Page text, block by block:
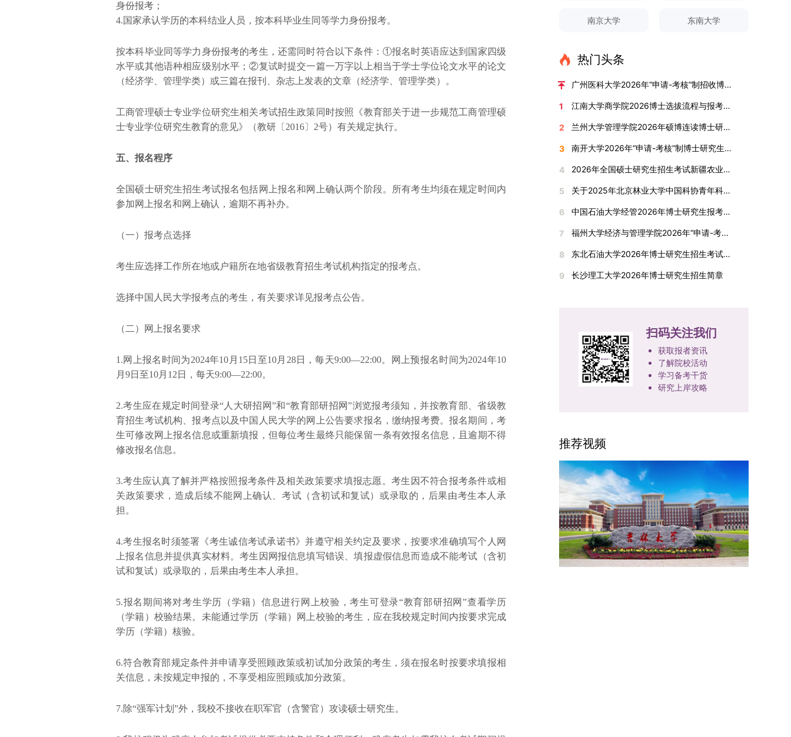
身份报考；
4.国家承认学历的本科结业人员，按本科毕业生同等学力身份报考。
按本科毕业同等学力身份报考的考生，还需同时符合以下条件：①报名时英语应达到国家四级
水平或其他语种相应级别水平；②复试时提交一篇一万字以上相当于学士学位论文水平的论文
（经济学、管理学类）或三篇在报刊、杂志上发表的文章（经济学、管理学类）。
工商管理硕士专业学位研究生相关考试招生政策同时按照《教育部关于进一步规范工商管理硕
士专业学位研究生教育的意见》（教研〔2016〕2号）有关规定执行。
五、报名程序
全国硕士研究生招生考试报名包括网上报名和网上确认两个阶段。所有考生均须在规定时间内
参加网上报名和网上确认，逾期不再补办。
（一）报考点选择
考生应选择工作所在地或户籍所在地省级教育招生考试机构指定的报考点。
选择中国人民大学报考点的考生，有关要求详见报考点公告。
（二）网上报名要求
1.网上报名时间为2024年10月15日至10月28日，每天9:00—22:00。网上预报名时间为2024年10
月9日至10月12日，每天9:00—22:00。
2.考生应在规定时间登录“人大研招网”和“教育部研招网”浏览报考须知，并按教育部、省级教
育招生考试机构、报考点以及中国人民大学的网上公告要求报名，缴纳报考费。报名期间，考
生可修改网上报名信息或重新填报，但每位考生最终只能保留一条有效报名信息，且逾期不得
修改报名信息。
3.考生应认真了解并严格按照报考条件及相关政策要求填报志愿。考生因不符合报考条件或相
关政策要求，造成后续不能网上确认、考试（含初试和复试）或录取的，后果由考生本人承
担。
4.考生报名时须签署《考生诚信考试承诺书》并遵守相关约定及要求，按要求准确填写个人网
上报名信息并提供真实材料。考生因网报信息填写错误、填报虚假信息而造成不能考试（含初
试和复试）或录取的，后果由考生本人承担。
5.报名期间将对考生学历（学籍）信息进行网上校验，考生可登录“教育部研招网”查看学历
（学籍）校验结果。未能通过学历（学籍）网上校验的考生，应在我校规定时间内按要求完成
学历（学籍）核验。
6.符合教育部规定条件并申请享受照顾政策或初试加分政策的考生，须在报名时按要求填报相
关信息，未按规定申报的，不享受相应照顾或加分政策。
7.除“强军计划”外，我校不接收在职军官（含警官）攻读硕士研究生。
两批报名，第一批截止时间为2025年12月15日，
校及报考学院要求，如实提交全部申请材料并完成
通大学相关学院与苏州实验室联合组织，具体考核
形式、内容及流程以学院后续公布的方案为准。录
并重，报名及考核期间有违规或学术不端行为者将
按有关规定处理。七、其他事项（一）入学时间预
学费标准按上海交通大学相关规定执行；学生在读
期间享受学校与实验室共同提供的奖助学金待遇。
入实验室科研阶段后，由苏州实验室统筹安排住
宿。（四）未尽事宜参照上海交通大学2026年博
海市复旦大学MBA 华东理工大学MBA 浙江省
浙江工业大学MBA
学院将根据材料评议成绩及招生计划，确定进入复
织的政治理论考试，具体时间地点另行通知，成绩
试安排复试环节将对考生的思想品德、专业素养、
外语能力、创新意识及综合素质进行全面考察。复
合”，适用于理论经济学与应用经济学各专业，形
式为闭卷，时长为3小时，满分100分。面试环节
个人科研经历、研究成果及博士阶段研究设想等。
复试成绩按百分制计算，笔试与面试成绩各占
成绩) ÷ 2。复试成绩低于60分者不予录取。同等
学力考生复试期间须加试两门本专业硕士学位主干
思想政治与品德考核复试期间将同步进行思想政治
定后，学院将向考生所在单位调取人事档案及现实
表现材料进行复核。考核不合格者不予录取。四、
录取办法1.考生总成绩由材料评议成绩和复试成绩
加权得出，具体计算公式为：总成绩 = 材料评议
成绩 × 50% + 复试成绩 × 50%。2.录取工作坚
生须在规定时间内提交符合要求的体检报告（二级
甲等及以上医院或四川大学校医院出具），体检标
准按教育部及学校相关规定执行。4.拟录取名单经
网上公示，并完成体检、政审、调档等程序后，学
院将向合格考生寄发录取通知书。
专业调整方面，学校实施存量专业优化行动，压缩
设，陆续开展“生物与医药”“低空技术与工程”等新
兴专业招生。学校还深化科教融合，单列专项招生
带植物园等科研机构开展联合培养，探索跨学科、
跨机构的研究生培养新机制。（一）推进招生制度
询平台，提升生源质量。推行“申请-考核”制博士
招生，并拓展直博与硕博连读渠道，增强招生方式
撤销合并低效专业、加强社会急需学科建设，学校
不断优化学科结构。面向国家战略和产业需求，加
化。（三）深化科教融合与协同育人学校与高水平
科研机构共建联合培养平台，打破传统院系壁垒，
科研创新能力与实践能力。三、深化培养模式改
专业学位研究生分类培养，优化前者课程体系的理
论深度，强化后者课程的应用性与实践性。在产教
融合方面，学校出台《科技小院管理办法》《研究
生联合培养基地建设管理办法》等文件，明确产学
研一体化培养定位。目前已建成8个省级科技小
级优质课程近50门。2025年，学校专项投入60余
万元设立研究生科研创新基金，支持学生开展前沿
研究。学校还设立“香樟学术讲坛”，拓展学生学术
视野。通过系列改革，研究生科研创新与学科竞赛
成果丰硕：2024年，研究生以第一作者发表的三
检索论文占比达91.55%；在“中国研究生创新实践
大赛”等赛事中，获国家级奖项30余项、省级奖项
200余项。（一）推进分类培养与课程体系建设学
校根据学术学位与专业学位不同定位，构建差异化
博士学位论文研究思路清晰、内容充实、调研扎
文答辩。文枚由张连刚教授指导完成学业，其答辩
位博士毕业生。待学校学位评定委员会审议通过
后，她也将成为云南省该专业首位获得博士学位的
顺利完成，是学院在农林经济管理博士研究生培养
方面取得的重要进展，反映了该学位点建设已初见
为未来农林经济管理学科的持续发展、学术交流与
合作注入了新的活力。
考生综合能力与专业适配度的关键环节，我院将从
保考核结果客观准确。1. 复试考核构成复试成绩由
复试总成绩的40%，面试成绩占复试总成绩的
考查考生的英语阅读理解、书面写作及英汉互译能
力，全面评估其英语综合应用水平。（2）面试：
绍、综合素养评估（包括逻辑思维、沟通表达、应
变能力等）以及专业认知程度（包括对目标专业的
入目标专业学习的潜力。2. 复试时间安排复试时
间初步定于2026年1月6日（星期二）下午，具体
时长60分钟；（2）面试时段：15:50—17:50，时
长120分钟。若因报名人数调整或其他特殊情况需
生。3. 复试地点安排本次复试的举办地点为海南
考生密切关注。4. 综合成绩核算与录取规则考生
的最终综合成绩采用“初试+复试”加权计算方式，
其中学校统一初试成绩占比50%，学院复试总成绩
占比50%。综合成绩核算完成后，将按分数从高到
低进行排序，需要特别注意的是，初试成绩未达到
的考生中依次录取。若出现综合成绩相同的情况，
将按以下顺序进行成绩比对，确定最终录取名次：
第一步比对初试科目中“高等数学B”的成绩，成绩
高者优先；若该科目成绩仍相同，则比对复试
中“英语”科目的成绩，以成绩高者为优先录取对
象。5. 复试应试要求为保障复试工作的严肃性与
规范性，考生在参加笔试和面试时，必须携带本人
身份证及学生证原件，以便工作人员进行身份核
验。未按要求携带有效证件的考生，将无法进入考
场参与考核，由此产生的后果由考生自行承担。6.
真实准确、完整规范，若出现空项或错填情况，将
高水平论文，仅统计以桂林理工大学为第一署名单
究生为第二作者的论文；在Nature、Science、
Cell三大顶刊及其子刊发表的论文，不受作者排名
范围。其中，被SCI、EI、ISTP收录的论文，需额
外提供检索证明，论文全文与检索证明须合并为单
如下：1. 被SCI、EI、ISTP、SSCI、A&HCI来源期
刊收录的论文：需按“检索证明（如有）+分区报告
在国内核心期刊发表的论文：需上传论文全文扫描
件；3. 已收到正式录用通知但尚未刊发的论文：
稿。（二）科研奖励、专利及专著登记细则科研奖
励与专著（含软件著作权、学术专著）需已正式获
明材料均需整合为单个PDF文件上传。各类成果附
件材料要求如下：1. 科研奖励及竞赛获奖：仅限省
部级及以上级别奖励，需上传包含获奖者姓名的荣
誉证书或奖状彩色扫描件；2. 学术专著：需上传
封面、编者信息页、目录及封底的完整扫描件；3.
生作为竞赛团队负责人，参与学科竞赛（文艺、体
育类竞赛除外）并获得省部级三等奖及以上奖励的
成果，研究生需在系统“学科竞赛信息维护”菜单完
成填报。填报信息需与获奖证书内容完全一致，重
点包含参赛年份、竞赛全称、竞赛类别（从系统预
设列表中选择，具体分类可参考相关说明，无对应
选项时选择“其他”，并在竞赛名称中详细标注）、
获奖等级等核心信息。获奖级别分为国际级、国家
级、省部级三类，获奖等级分为特等奖、一等奖、
南京大学 东南大学
热门头条
广州医科大学2026年“申请-考核”制招收博士研究生报考公告
1 江南大学商学院2026博士选拔流程与报考条件汇总
2 兰州大学管理学院2026年硕博连读博士研究生招生“申请-考核”实施方案
3 南开大学2026年“申请-考核”制博士研究生招生录取工作实施细则
4 2026年全国硕士研究生招生考试新疆农业大学报考点网上确认公告
5 关于2025年北京林业大学中国科协青年科技人才培育工程博士生推荐工作的通知
6 中国石油大学经管2026年博士研究生报考通知
7 福州大学经济与管理学院2026年“申请-考核”制招收攻读博士学位研究生相关要求
8 东北石油大学2026年博士研究生招生考试实施细则
9 长沙理工大学2026年博士研究生招生简章
扫码关注我们
获取报者资讯
了解院校活动
学习备考干货
研究上岸攻略
推荐视频